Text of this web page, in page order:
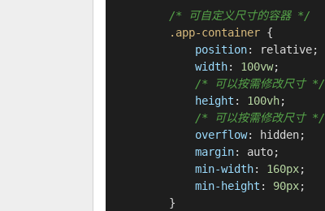
/* 可自定义尺寸的容器 */
.app-container {
position: relative;
width: 100vw;
/* 可以按需修改尺寸 */
height : 100vh;
/* 可以按需修改尺寸 */
overflow: hidden;
margin: auto;
min-width: 160px;
min-height : 90px;
        }